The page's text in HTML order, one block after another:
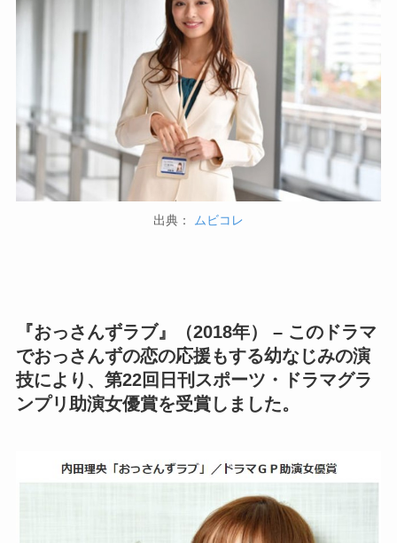
出典： ムビコレ
『おっさんずラブ』（2018年）
– このドラマ
でおっさんずの恋の応援もする幼なじみの演
技により、第22回日刊スポーツ・ドラマグラ
ンプリ助演女優賞を受賞しました。